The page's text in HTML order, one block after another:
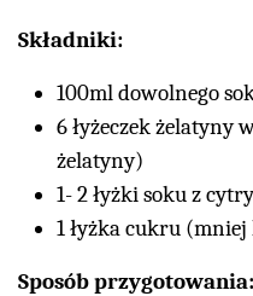
Składniki:
100ml dowolnego
6 łyżeczek żelatyny
żelatyny)
1- 2 łyżki soku z
1 łyżka cukru
Sposób przygotowania: